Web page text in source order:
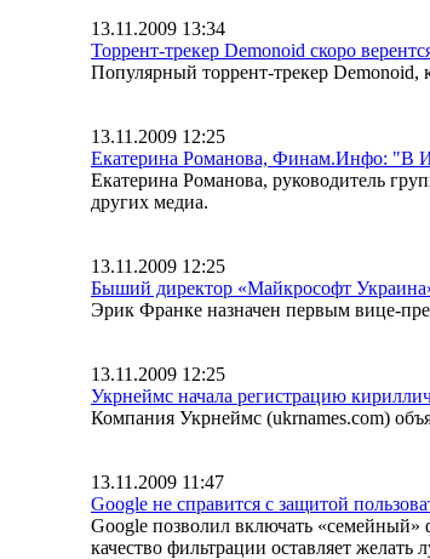
13.11.2009 13:34
Торрент-трекер Demonoid скоро
Популярный торрент-трекер Demonoid,
13.11.2009 12:25
Екатерина Романова, Финам.Инфо: "В
Екатерина Романова, руководитель
других медиа.
13.11.2009 12:25
Быший директор «Майкрософт
Эрик Франке назначен первым вице-
13.11.2009 12:25
Укрнеймс начала регистрацию
Компания Укрнеймс (ukrnames.com)
13.11.2009 11:47
Google не справится с защитой
Google позволил включать «семейный»
качество фильтрации оставляет желать